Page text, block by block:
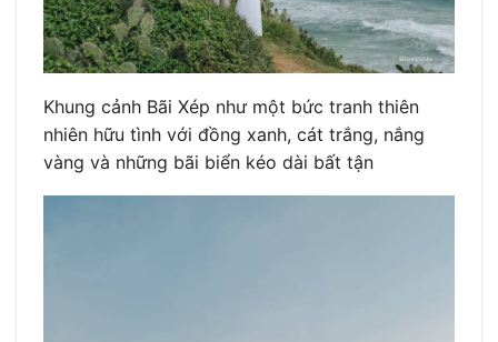
Khung cảnh Bãi Xép như một bức tranh thiên
nhiên hữu tình với đồng xanh, cát trắng, nắng
vàng và những bãi biển kéo dài bất tận